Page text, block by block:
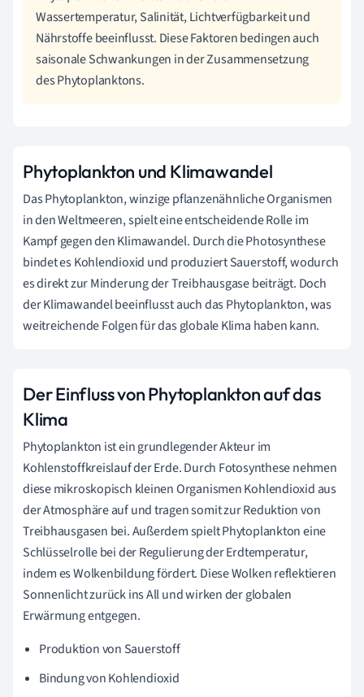
Wassertemperatur, Salinität, Lichtverfügbarkeit und
Nährstoffe beeinflusst. Diese Faktoren bedingen auch
saisonale Schwankungen in der Zusammensetzung
des Phytoplanktons.
Phytoplankton und Klimawandel
Das Phytoplankton, winzige pflanzenähnliche Organismen
in den Weltmeeren, spielt eine entscheidende Rolle im
Kampf gegen den Klimawandel. Durch die Photosynthese
bindet es Kohlendioxid und produziert Sauerstoff, wodurch
es direkt zur Minderung der Treibhausgase beiträgt. Doch
der Klimawandel beeinflusst auch das Phytoplankton, was
weitreichende Folgen für das globale Klima haben kann.
Der Einfluss von Phytoplankton auf das
Klima
Phytoplankton ist ein grundlegender Akteur im
Kohlenstoffkreislauf der Erde. Durch Fotosynthese nehmen
diese mikroskopisch kleinen Organismen Kohlendioxid aus
der Atmosphäre auf und tragen somit zur Reduktion von
Treibhausgasen bei. Außerdem spielt Phytoplankton eine
Schlüsselrolle bei der Regulierung der Erdtemperatur,
indem es Wolkenbildung fördert. Diese Wolken reflektieren
Sonnenlicht zurück ins All und wirken der globalen
Erwärmung entgegen.
Produktion von Sauerstoff
Bindung von Kohlendioxid